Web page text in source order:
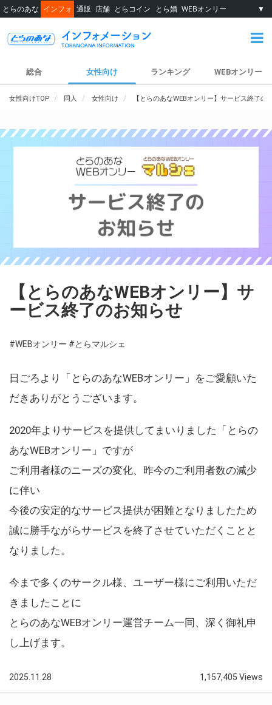
とらのあな インフォ 通販 店舗 とらコイン とら婚 WEBオンリー ▼
総合 女性向け ランキング WEBオンリー
女性向けTOP 同人 女性向け 【とらのあなWEBオンリー】サービス終了の
【とらのあなWEBオンリー】サ
ービス終了のお知らせ
#WEBオンリー #とらマルシェ
日ごろより「とらのあなWEBオンリー」をご愛顧いた
だきありがとうございます。
2020年よりサービスを提供してまいりました「とらの
あなWEBオンリー」ですが
ご利用者様のニーズの変化、昨今のご利用者数の減少
に伴い
今後の安定的なサービス提供が困難となりましたため
誠に勝手ながらサービスを終了させていただくことと
なりました。
今まで多くのサークル様、ユーザー様にご利用いただ
きましたことに
とらのあなWEBオンリー運営チーム一同、深く御礼申
し上げます。
2025.11.28 1,157,405 Views